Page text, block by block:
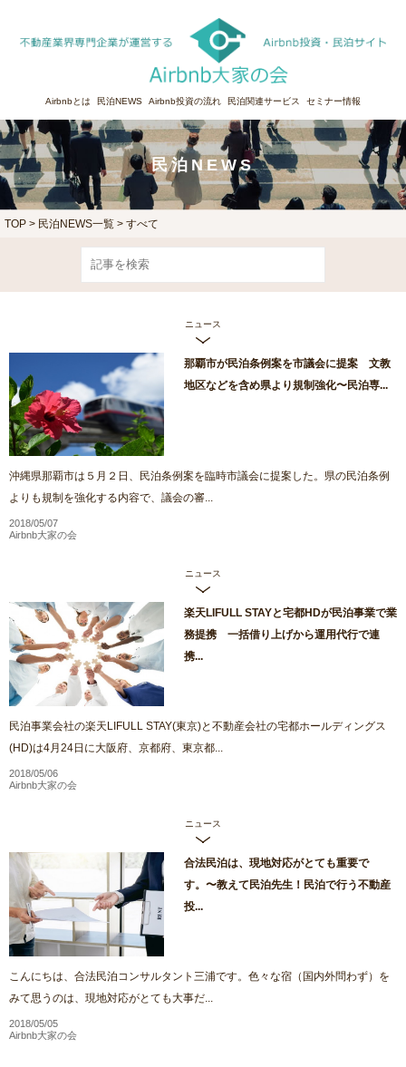
Airbnbとは 民泊NEWS Airbnb投資の流れ 民泊関連サービス セミナー情報
民泊NEWS
TOP > 民泊NEWS一覧 > すべて
ニュース
那覇市が民泊条例案を市議会に提案 文教
地区などを含め県より規制強化〜民泊専...
沖縄県那覇市は５月２日、民泊条例案を臨時市議会に提案した。県の民泊条例
よりも規制を強化する内容で、議会の審...
2018/05/07
Airbnb大家の会
ニュース
楽天LIFULL STAYと宅都HDが民泊事業で業
務提携 一括借り上げから運用代行で連
携...
民泊事業会社の楽天LIFULL STAY(東京)と不動産会社の宅都ホールディングス
(HD)は4月24日に大阪府、京都府、東京都...
2018/05/06
Airbnb大家の会
ニュース
合法民泊は、現地対応がとても重要で
す。〜教えて民泊先生！民泊で行う不動産
投...
こんにちは、合法民泊コンサルタント三浦です。色々な宿（国内外問わず）を
みて思うのは、現地対応がとても大事だ...
2018/05/05
Airbnb大家の会